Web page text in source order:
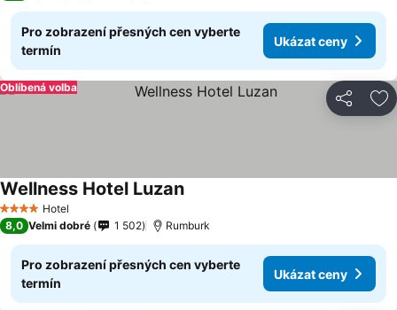
Pro zobrazení přesných cen vyberte
termín
Ukázat ceny
Sdílet
Oblíbená volba
4 Počet hvězdiček
Hotel
Wellness Hotel LuzanUkázat ceny
8,0 Velmi dobré 1 502 Rumburk
Pro zobrazení přesných cen vyberte
termín
Ukázat ceny